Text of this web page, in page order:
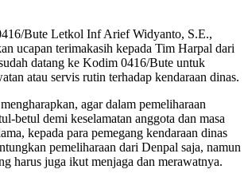
Bute Letkol Inf Arief Widyanto, S.E.,
ucapan terimakasih kepada Tim Harpal dari
datang ke Kodim 0416/Bute untuk
atau servis rutin terhadap kendaraan dinas.
agar dalam pemeliharaan
betul demi keselamatan anggota dan masa
kepada para pemegang kendaraan dinas
pemeliharaan dari Denpal saja, namun
harus juga ikut menjaga dan merawatnya.